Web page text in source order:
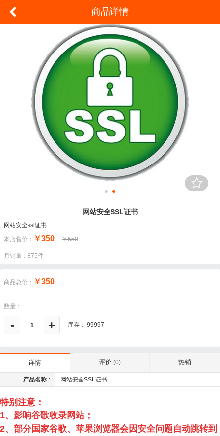
商品详情
网站安全SSL证书
网站安全ssl证书
本店售价： ￥350 ￥550
月销量：875件
商品总价： ￥350
数量：
- + 库存： 99997
详情 评价 (0) 热销
产品名称 : 网站安全SSL证书
特别注意：
1、影响谷歌收录网站；
2、部分国家谷歌、苹果浏览器会因安全问题自动跳转到